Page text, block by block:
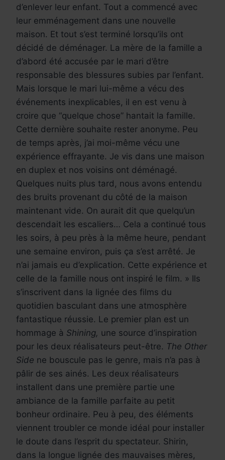
d’enlever leur enfant. Tout a commencé avec
leur emménagement dans une nouvelle
maison. Et tout s’est terminé lorsqu’ils ont
décidé de déménager. La mère de la famille a
d’abord été accusée par le mari d’être
responsable des blessures subies par l’enfant.
Mais lorsque le mari lui-même a vécu des
événements inexplicables, il en est venu à
croire que “quelque chose” hantait la famille.
Cette dernière souhaite rester anonyme. Peu
de temps après, j’ai moi-même vécu une
expérience effrayante. Je vis dans une maison
en duplex et nos voisins ont déménagé.
Quelques nuits plus tard, nous avons entendu
des bruits provenant du côté de la maison
maintenant vide. On aurait dit que quelqu’un
descendait les escaliers… Cela a continué tous
les soirs, à peu près à la même heure, pendant
une semaine environ, puis ça s’est arrêté. Je
n’ai jamais eu d’explication. Cette expérience et
celle de la famille nous ont inspiré le film. » Ils
s’inscrivent dans la lignée des films du
quotidien basculant dans une atmosphère
fantastique réussie. Le premier plan est un
hommage à Shining, une source d’inspiration
pour les deux réalisateurs peut-être. The Other
Side ne bouscule pas le genre, mais n’a pas à
pâlir de ses ainés. Les deux réalisateurs
installent dans une première partie une
ambiance de la famille parfaite au petit
bonheur ordinaire. Peu à peu, des éléments
viennent troubler ce monde idéal pour installer
le doute dans l’esprit du spectateur. Shirin,
dans la longue lignée des mauvaises mères,